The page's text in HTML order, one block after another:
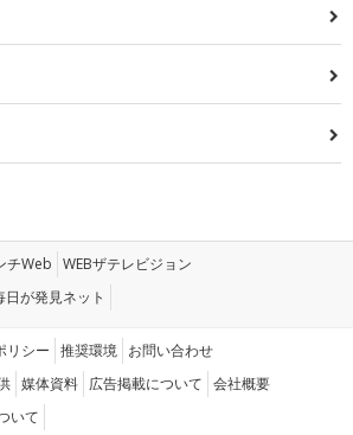
チWeb WEBザテレビジョン
日が発見ネット
リシー 推奨環境 お問い合わせ
媒体資料 広告掲載について 会社概要
いて